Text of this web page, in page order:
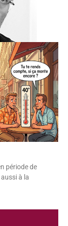
période de
à la